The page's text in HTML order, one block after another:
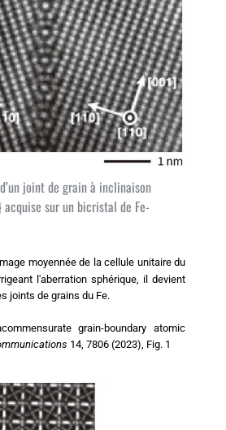
joint de grain à inclinaison
sur un bicristal de Fe-
moyennée de la cellule unitaire du
l'aberration sphérique, il devient
joints de grains du Fe.
grain-boundary atomic
14, 7806 (2023), Fig. 1